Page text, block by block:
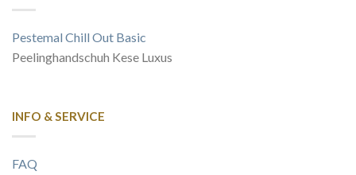
Pestemal Chill Out Basic
Peelinghandschuh Kese Luxus
INFO & SERVICE
FAQ